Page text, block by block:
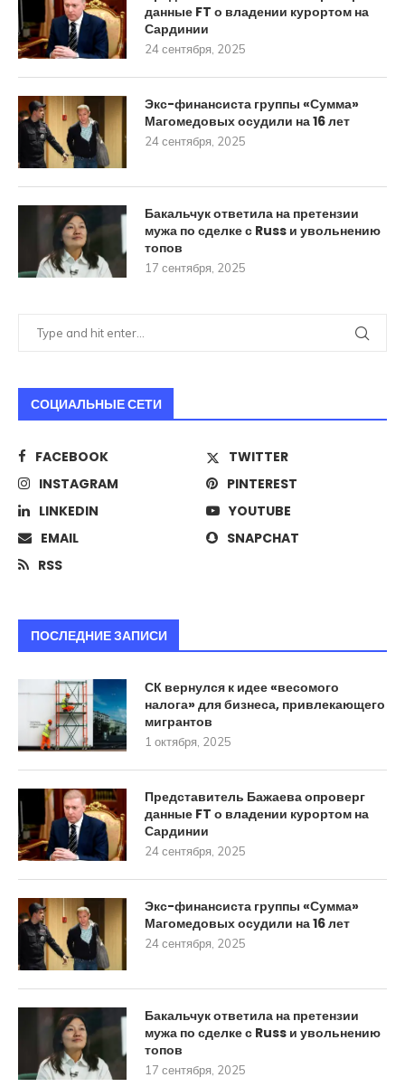
данные FT о владении курортом на
Сардинии
24 сентября, 2025
Экс-финансиста группы «Сумма»
Магомедовых осудили на 16 лет
24 сентября, 2025
Бакальчук ответила на претензии
мужа по сделке с Russ и увольнению
топов
17 сентября, 2025
СОЦИАЛЬНЫЕ СЕТИ
FACEBOOK
TWITTER
INSTAGRAM
PINTEREST
LINKEDIN
YOUTUBE
EMAIL
SNAPCHAT
RSS
ПОСЛЕДНИЕ ЗАПИСИ
СК вернулся к идее «весомого
налога» для бизнеса, привлекающего
мигрантов
1 октября, 2025
Представитель Бажаева опроверг
данные FT о владении курортом на
Сардинии
24 сентября, 2025
Экс-финансиста группы «Сумма»
Магомедовых осудили на 16 лет
24 сентября, 2025
Бакальчук ответила на претензии
мужа по сделке с Russ и увольнению
топов
17 сентября, 2025